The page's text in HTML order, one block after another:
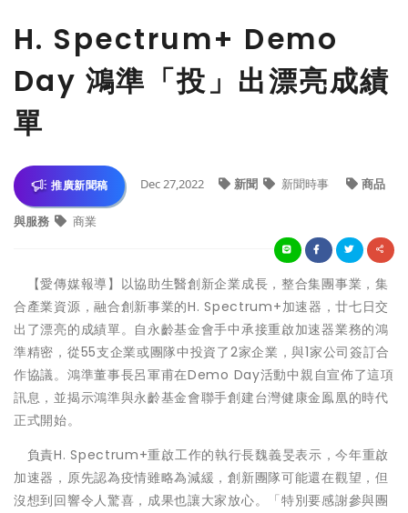
H. Spectrum+ Demo
Day 鴻準「投」出漂亮成績
單
推廣新聞稿 Dec 27,2022 新聞 新聞時事 商品
與服務 商業
【愛傳媒報導】以協助生醫創新企業成長，整合集團事業，集
合產業資源，融合創新事業的H. Spectrum+加速器，廿七日交
出了漂亮的成績單。自永齡基金會手中承接重啟加速器業務的鴻
準精密，從55支企業或團隊中投資了2家企業，與1家公司簽訂合
作協議。鴻準董事長呂軍甫在Demo Day活動中親自宣佈了這項
訊息，並揭示鴻準與永齡基金會聯手創建台灣健康金鳯凰的時代
正式開始。
負責H. Spectrum+重啟工作的執行長魏義旻表示，今年重啟
加速器，原先認為疫情雖略為減緩，創新團隊可能還在觀望，但
沒想到回響令人驚喜，成果也讓大家放心。「特別要感謝參與團